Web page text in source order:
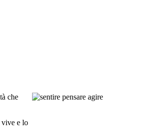
che
vive e lo